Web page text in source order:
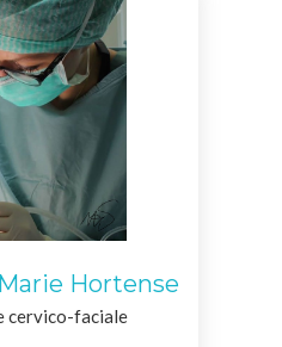
Hortense
cervico-faciale